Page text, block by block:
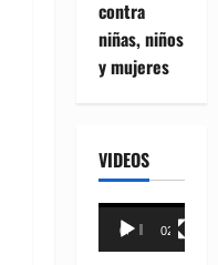
contra
niñas, niños
y mujeres
VIDEOS
Reproductor
00:00 02:18